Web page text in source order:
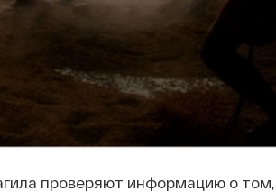
проверяют информацию о